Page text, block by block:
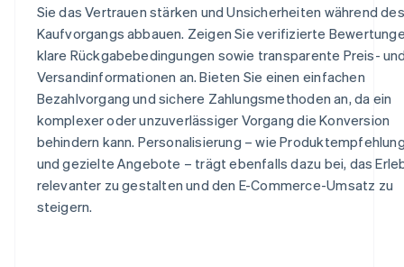
Sie das Vertrauen stärken und Unsicherheiten während des
Kaufvorgangs abbauen. Zeigen Sie verifizierte
klare Rückgabebedingungen sowie transparente Preis-
Versandinformationen an. Bieten Sie einen einfachen
Bezahlvorgang und sichere Zahlungsmethoden an, da ein
komplexer oder unzuverlässiger Vorgang die Konversion
behindern kann. Personalisierung – wie
und gezielte Angebote – trägt ebenfalls dazu bei, das
relevanter zu gestalten und den E-Commerce-Umsatz zu
steigern.